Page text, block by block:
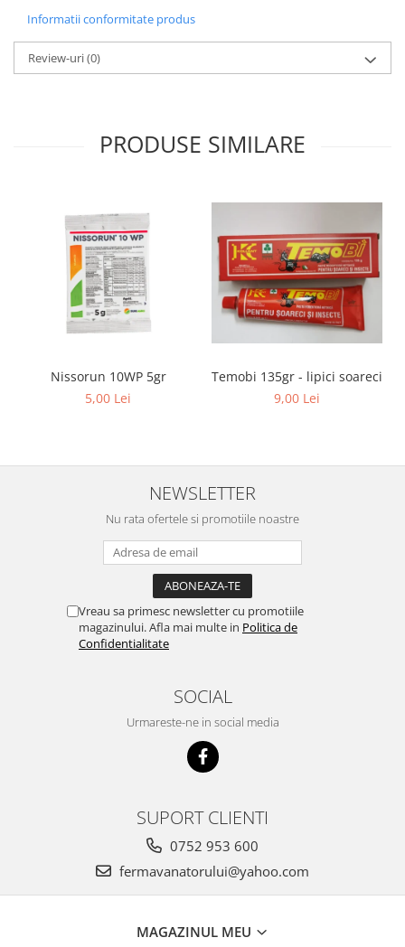
Informatii conformitate produs
Review-uri(0)
PRODUSE SIMILARE
Nissorun 10WP 5gr
5,00 Lei
Temobi 135gr - lipici soareci
9,00 Lei
NEWSLETTER
Nu rata ofertele si promotiile noastre
Vreau sa primesc newsletter cu promotiile
magazinului. Afla mai multe in Politica de
Confidentialitate
SOCIAL
Urmareste-ne in social media
SUPORT CLIENTI
0752 953 600
fermavanatorului@yahoo.com
MAGAZINUL MEU